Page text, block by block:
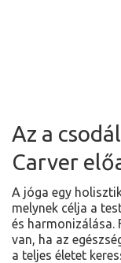
Az a
Carver
A jóga egy
melynek célja a
és harmonizálása.
van, ha az
a teljes életet